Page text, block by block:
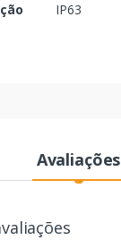
IP63
Avaliações